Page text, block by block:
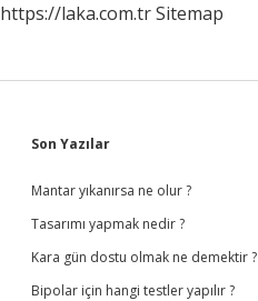
https://laka.com.trSitemap
Sidebar
Son Yazılar
Mantar yıkanırsa ne olur ?
Tasarımı yapmak nedir ?
Kara gün dostu olmak ne demektir ?
Bipolar için hangi testler yapılır ?